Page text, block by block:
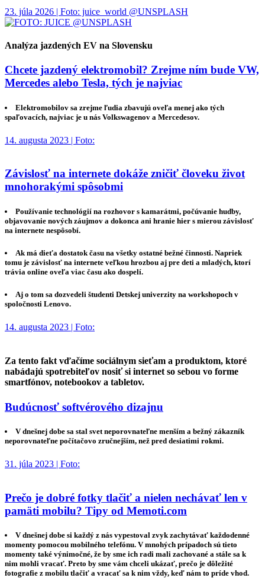
23. júla 2026 | Foto: juice_world @UNSPLASH
Analýza jazdených EV na Slovensku
Chcete jazdený elektromobil? Zrejme ním bude VW,
Mercedes alebo Tesla, tých je najviac
Elektromobilov sa zrejme ľudia zbavujú oveľa menej ako tých
spaľovacích, najviac je u nás Volkswagenov a Mercedesov.
14. augusta 2023 | Foto:
Závislosť na internete dokáže zničiť človeku život
mnohorakými spôsobmi
Používanie technológií na rozhovor s kamarátmi, počúvanie hudby,
objavovanie nových záujmov a dokonca ani hranie hier s mierou závislosť
na internete nespôsobí.
Ak má dieťa dostatok času na všetky ostatné bežné činnosti. Napriek
tomu je závislosť na internete veľkou hrozbou aj pre deti a mladých, ktorí
trávia online oveľa viac času ako dospelí.
Aj o tom sa dozvedeli študenti Detskej univerzity na workshopoch v
spoločnosti Lenovo.
14. augusta 2023 | Foto:
Za tento fakt vďačíme sociálnym sieťam a produktom, ktoré
nabádajú spotrebiteľov nosiť si internet so sebou vo forme
smartfónov, notebookov a tabletov.
Budúcnosť softvérového dizajnu
V dnešnej dobe sa stal svet neporovnateľne menším a bežný zákazník
neporovnateľne počítačovo zručnejším, než pred desiatimi rokmi.
31. júla 2023 | Foto:
Prečo je dobré fotky tlačiť a nielen nechávať len v
pamäti mobilu? Tipy od Memoti.com
V dnešnej dobe si každý z nás vypestoval zvyk zachytávať každodenné
momenty pomocou mobilného telefónu. V mnohých prípadoch sú tieto
momenty také výnimočné, že by sme ich radi mali zachované a stále sa k
nim mohli vracať. Preto by sme vám chceli ukázať, prečo je dôležité
fotografie z mobilu tlačiť a vracať sa k nim vždy, keď nám to príde vhod.